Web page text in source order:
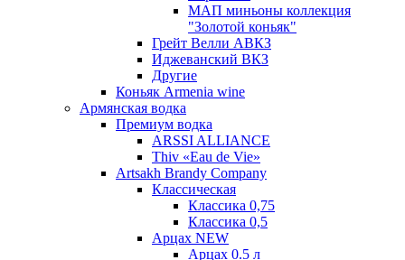
МАП миньоны коллекция
"Золотой коньяк"
Грейт Велли АВКЗ
Иджеванский ВКЗ
Другие
Коньяк Armenia wine
Армянская водка
Премиум водка
ARSSI ALLIANCE
Thiv «Eau de Vie»
Artsakh Brandy Company
Классическая
Классика 0,75
Классика 0,5
Арцах NEW
Арцах 0.5 л